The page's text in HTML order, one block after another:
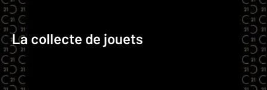
La collecte de jouets